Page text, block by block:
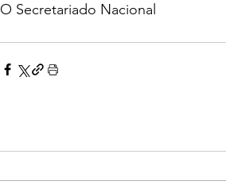
O Secretariado Nacional